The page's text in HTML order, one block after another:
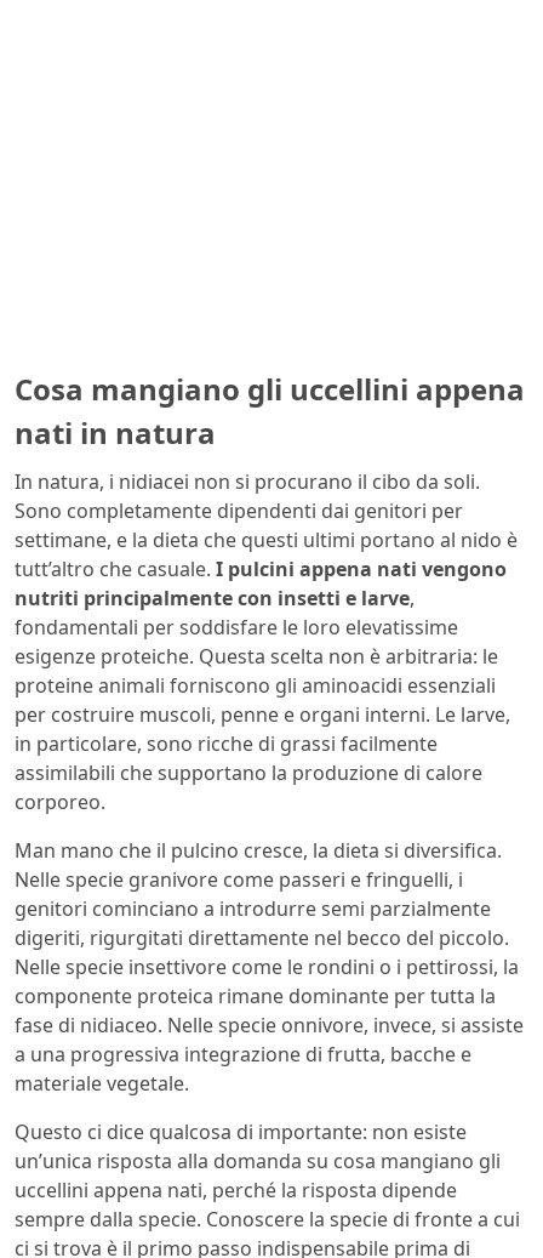
Cosa mangiano gli uccellini appena
nati in natura
In natura, i nidiacei non si procurano il cibo da soli.
Sono completamente dipendenti dai genitori per
settimane, e la dieta che questi ultimi portano al nido è
tutt’altro che casuale. I pulcini appena nati vengono
nutriti principalmente con insetti e larve,
fondamentali per soddisfare le loro elevatissime
esigenze proteiche. Questa scelta non è arbitraria: le
proteine animali forniscono gli aminoacidi essenziali
per costruire muscoli, penne e organi interni. Le larve,
in particolare, sono ricche di grassi facilmente
assimilabili che supportano la produzione di calore
corporeo.
Man mano che il pulcino cresce, la dieta si diversifica.
Nelle specie granivore come passeri e fringuelli, i
genitori cominciano a introdurre semi parzialmente
digeriti, rigurgitati direttamente nel becco del piccolo.
Nelle specie insettivore come le rondini o i pettirossi, la
componente proteica rimane dominante per tutta la
fase di nidiaceo. Nelle specie onnivore, invece, si assiste
a una progressiva integrazione di frutta, bacche e
materiale vegetale.
Questo ci dice qualcosa di importante: non esiste
un’unica risposta alla domanda su cosa mangiano gli
uccellini appena nati, perché la risposta dipende
sempre dalla specie. Conoscere la specie di fronte a cui
ci si trova è il primo passo indispensabile prima di